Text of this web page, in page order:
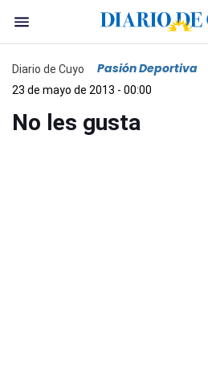
Diario de Cuyo Pasión Deportiva
23 de mayo de 2013 - 00:00
No les gusta